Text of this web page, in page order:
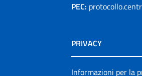
PEC:
PRIVACY
Informazioni per la